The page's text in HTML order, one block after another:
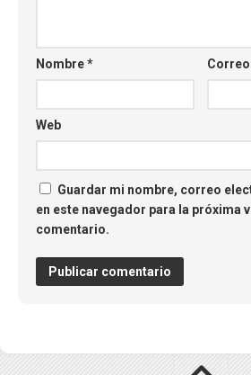
Nombre*
Web
Guardar mi nombre, correo
en este navegador para la próxima
comentario.